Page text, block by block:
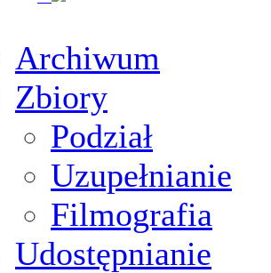
Archiwum
Zbiory
Podział
Uzupełnianie
Filmografia
Udostępnianie